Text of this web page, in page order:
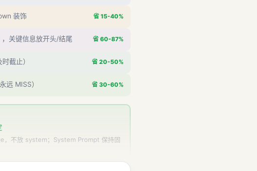
装饰 省 15-40%
关键信息放开头/结尾 省 60-87%
截止） 省 20-50%
远 MISS） 省 30-60%
，不放 system；System Prompt 保持固